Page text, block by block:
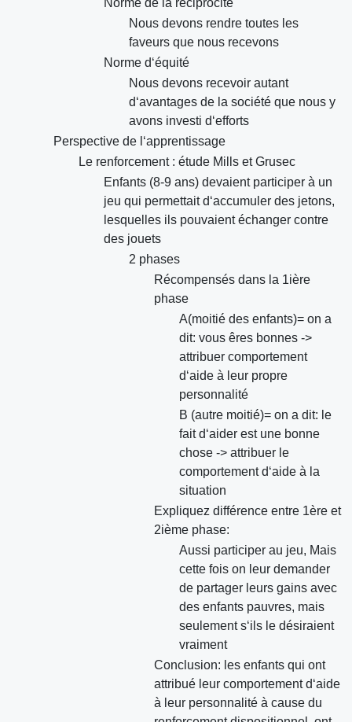
Norme de la réciprocité
Nous devons rendre toutes les
faveurs que nous recevons
Norme d‘équité
Nous devons recevoir autant
d‘avantages de la société que nous y
avons investi d‘efforts
Perspective de l‘apprentissage
Le renforcement : étude Mills et Grusec
Enfants (8-9 ans) devaient participer à un
jeu qui permettait d‘accumuler des jetons,
lesquelles ils pouvaient échanger contre
des jouets
2 phases
Récompensés dans la 1ière
phase
A(moitié des enfants)= on a
dit: vous êres bonnes ->
attribuer comportement
d‘aide à leur propre
personnalité
B (autre moitié)= on a dit: le
fait d‘aider est une bonne
chose -> attribuer le
comportement d‘aide à la
situation
Expliquez différence entre 1ère et
2ième phase:
Aussi participer au jeu, Mais
cette fois on leur demander
de partager leurs gains avec
des enfants pauvres, mais
seulement s‘ils le désiraient
vraiment
Conclusion: les enfants qui ont
attribué leur comportement d‘aide
à leur personnalité à cause du